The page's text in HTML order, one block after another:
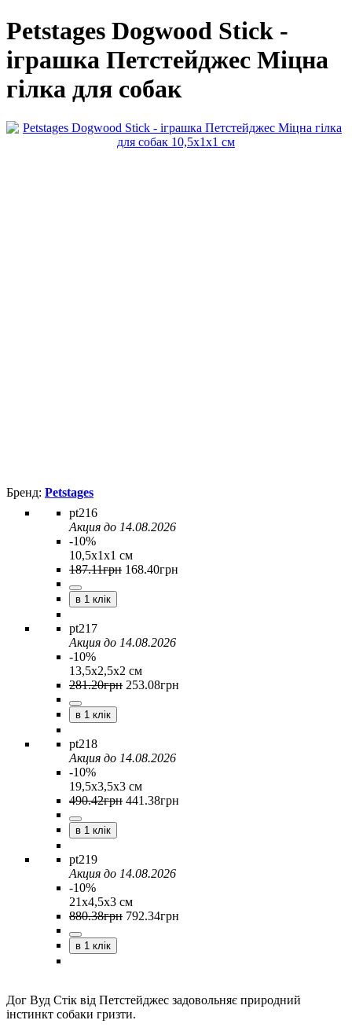
Petstages Dogwood Stick -
іграшка Петстейджес Міцна
гілка для собак
Petstages
pt216
Акция до 14.08.2026
-10%
10,5х1х1 см
187.11грн 168.40грн
в 1 клік
pt217
Акция до 14.08.2026
-10%
13,5х2,5х2 см
281.20грн 253.08грн
в 1 клік
pt218
Акция до 14.08.2026
-10%
19,5х3,5х3 см
490.42грн 441 .38грн
в 1 клік
pt219
Акция до 14.08.2026
-10%
21х4,5х3 см
880.38грн 792.34грн
в 1 клік
Дог Вуд Стік від Петстейджес задовольняє природний
інстинкт собаки гризти.